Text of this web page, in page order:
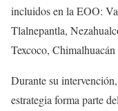
incluidos en la EOO:
Tlalnepantla,
Texcoco,
Durante su
estrategia forma parte